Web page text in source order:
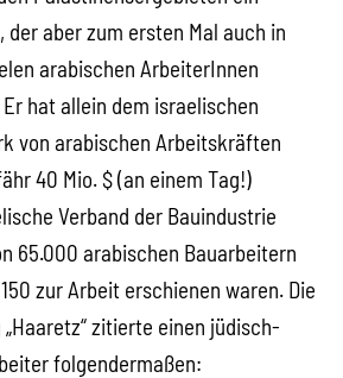
aber zum ersten Mal auch in
arabischen ArbeiterInnen
hat allein dem israelischen
von arabischen Arbeitskräften
40 Mio. $ (an einem Tag!)
Verband der Bauindustrie
65.000 arabischen Bauarbeitern
zur Arbeit erschienen waren. Die
zitierte einen jüdisch-
folgendermaßen: